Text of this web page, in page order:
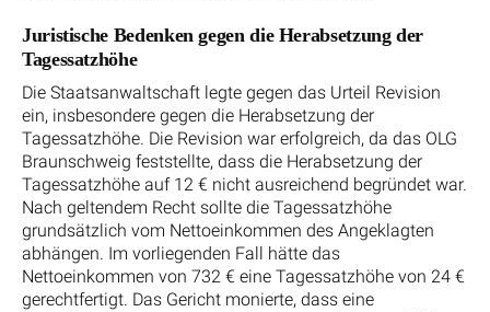
Juristische Bedenken gegen die Herabsetzung der
Tagessatzhöhe
Die Staatsanwaltschaft legte gegen das Urteil Revision
ein, insbesondere gegen die Herabsetzung der
Tagessatzhöhe. Die Revision war erfolgreich, da das OLG
Braunschweig feststellte, dass die Herabsetzung der
Tagessatzhöhe auf 12 € nicht ausreichend begründet war.
Nach geltendem Recht sollte die Tagessatzhöhe
grundsätzlich vom Nettoeinkommen des Angeklagten
abhängen. Im vorliegenden Fall hätte das
Nettoeinkommen von 732 € eine Tagessatzhöhe von 24 €
gerechtfertigt. Das Gericht monierte, dass eine